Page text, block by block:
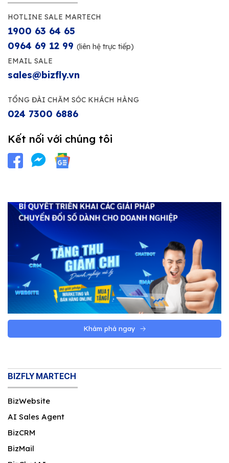
HOTLINE SALE MARTECH
1900 63 64 65
0964 69 12 99 (liên hệ trực tiếp)
EMAIL SALE
sales@bizfly.vn
TỔNG ĐÀI CHĂM SÓC KHÁCH HÀNG
024 7300 6886
Kết nối với chúng tôi
Khám phá ngay
BIZFLY MARTECH
BizWebsite
AI Sales Agent
BizCRM
BizMail